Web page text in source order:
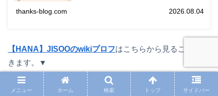
thanks-blog.com 2026.08.04
【HANA】JISOOのwikiプロフはこちらから見ることがで
きます。▼
メニュー ホーム 検索 トップ サイドバー